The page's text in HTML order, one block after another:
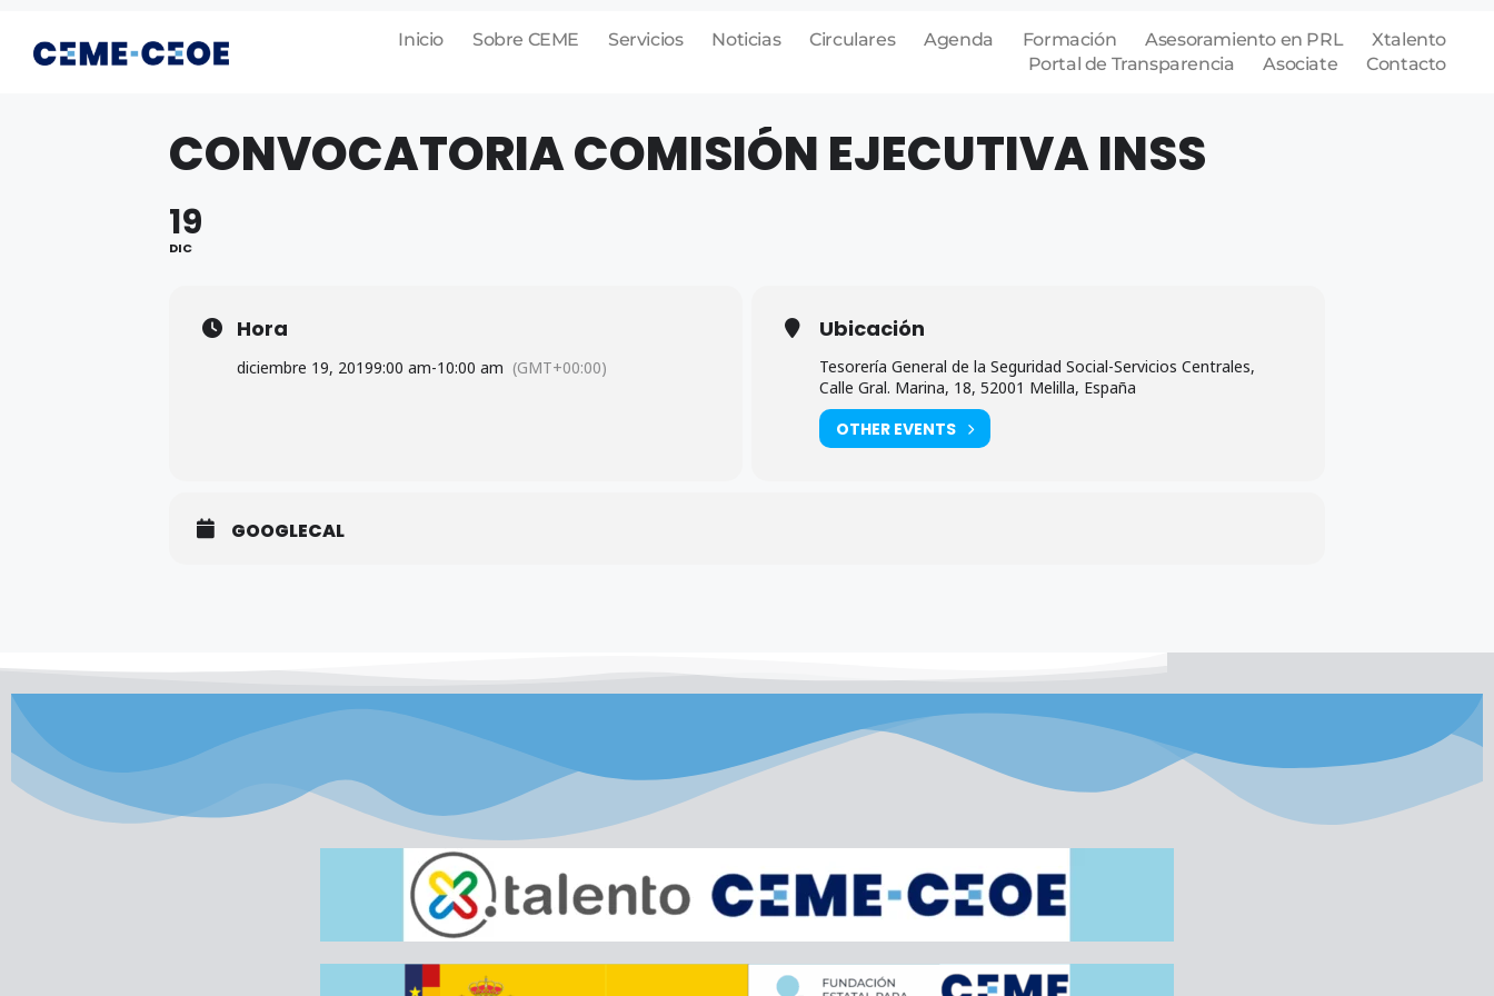
Inicio Sobre CEME Servicios Noticias Circulares Agenda Formación Asesoramiento en PRL
Xtalento
Portal de Transparencia
Asociate Contacto
CONVOCATORIA COMISIÓN EJECUTIVA INSS
19
DIC
Hora
diciembre 19, 20199:00 am-10:00 am (GMT+00:00)
Ubicación
Tesorería General de la Seguridad Social-Servicios Centrales,
Calle Gral. Marina, 18, 52001 Melilla, España
OTHER EVENTS
GOOGLECAL